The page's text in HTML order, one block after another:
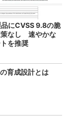
にCVSS 9.8の脆
策なし 速やかな
を推奨
育成設計とは